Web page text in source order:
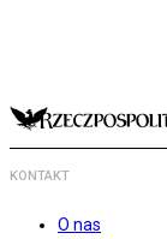
KONTAKT
O nas